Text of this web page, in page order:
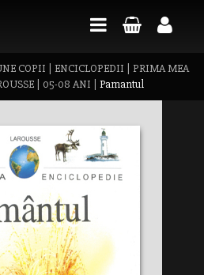
COPII ENCICLOPEDII
PRIMA MEA
| 05-08 ANI Pamantul